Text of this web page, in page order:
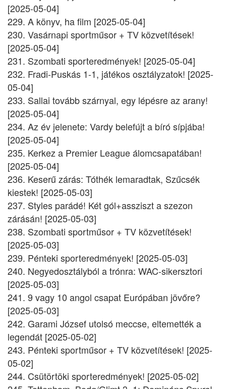
[2025-05-04]
229. A könyv, ha film [2025-05-04]
230. Vasárnapi sportműsor + TV közvetítések!
[2025-05-04]
231. Szombati sporteredmények! [2025-05-04]
232. Fradi-Puskás 1-1, játékos osztályzatok! [2025-
05-04]
233. Sallai tovább szárnyal, egy lépésre az arany!
[2025-05-04]
234. Az év jelenete: Vardy belefújt a bíró sípjába!
[2025-05-04]
235. Kerkez a Premier League álomcsapatában!
[2025-05-04]
236. Keserű zárás: Tóthék lemaradtak, Szűcsék
kiestek! [2025-05-03]
237. Styles parádé! Két gól+assziszt a szezon
zárásán! [2025-05-03]
238. Szombati sportműsor + TV közvetítések!
[2025-05-03]
239. Pénteki sporteredmények! [2025-05-03]
240. Negyedosztályból a trónra: WAC-sikersztori
[2025-05-03]
241. 9 vagy 10 angol csapat Európában jövőre?
[2025-05-03]
242. Garami József utolsó meccse, eltemették a
legendát [2025-05-02]
243. Pénteki sportműsor + TV közvetítések! [2025-
05-02]
244. Csütörtöki sporteredmények! [2025-05-02]